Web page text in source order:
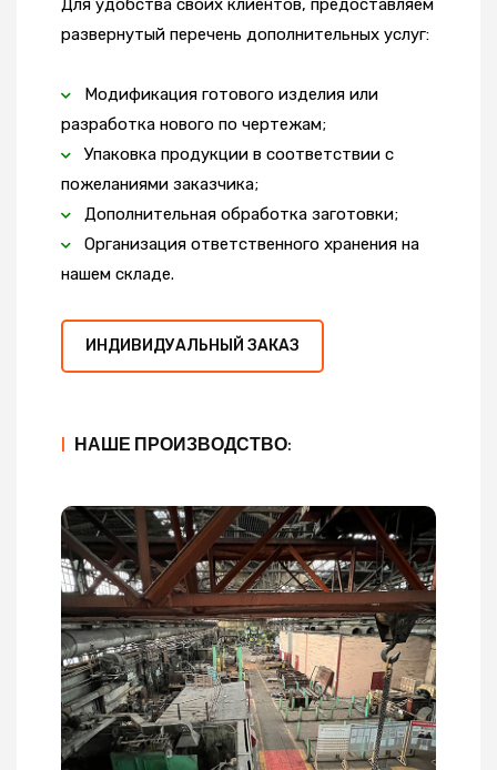
Для удобства своих клиентов, предоставляем
развернутый перечень дополнительных услуг:
Модификация готового изделия или
разработка нового по чертежам;
Упаковка продукции в соответствии с
пожеланиями заказчика;
Дополнительная обработка заготовки;
Организация ответственного хранения на
нашем складе.
ИНДИВИДУАЛЬНЫЙ ЗАКАЗ
| НАШЕ ПРОИЗВОДСТВО: